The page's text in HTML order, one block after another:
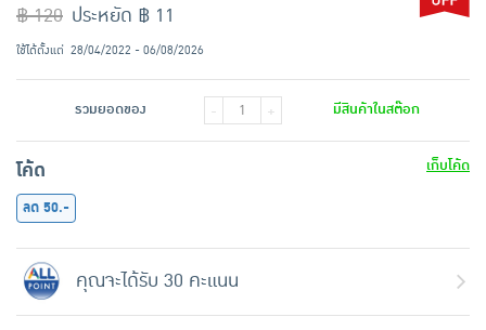
฿ 120 ประหยัด ฿ 11
ใช้ได้ตั้งแต่ 28/04/2022 - 06/08/2026
รวมยอดของ - + มีสินค้าในสต๊อก
โค้ด
เก็บโค้ด
ลด 50.-
คุณจะได้รับ 30 คะแนน